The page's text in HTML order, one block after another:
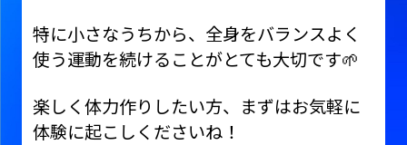
特に小さなうちから、全身をバランスよく
使う運動を続けることがとても大切です🌱
楽しく体力作りしたい方、まずはお気軽に
体験に起こしくださいね！